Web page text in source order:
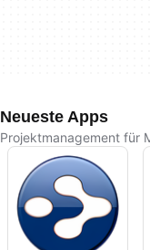
Neueste Apps
Projektmanagement für